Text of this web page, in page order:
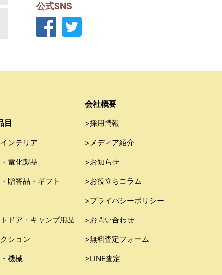
公式SNS
目
ンテリア
電化製品
贈答品・ギフト
ドア・キャンプ用品
ション
機械
会社概要
>採用情報
>メディア紹介
>お知らせ
>お役立ちコラム
>プライバシーポリシー
>お問い合わせ
>無料査定フォーム
>LINE査定